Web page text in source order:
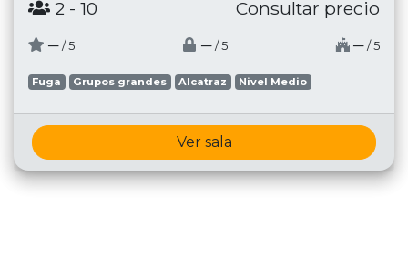
2 - 10 Consultar precio
─ / 5 ─ / 5 ─ / 5
Fuga Grupos grandes Alcatraz Nivel Medio
Ver sala